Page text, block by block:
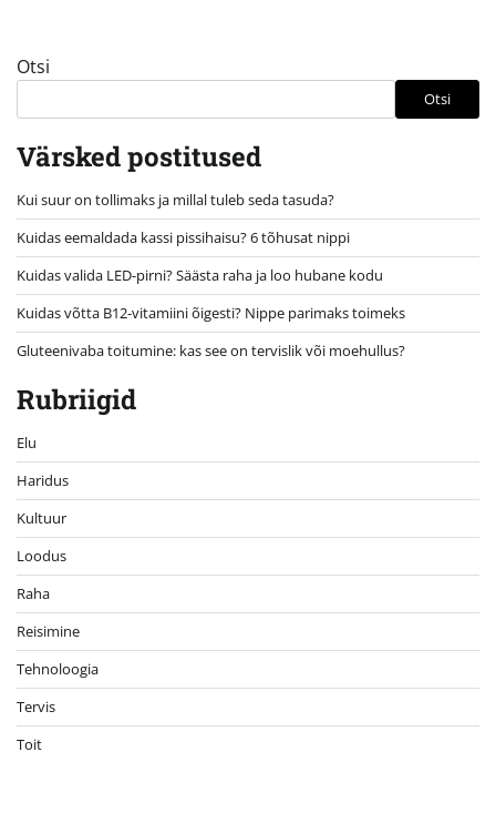
Otsi
Otsi
Värsked postitused
Kui suur on tollimaks ja millal tuleb seda tasuda?
Kuidas eemaldada kassi pissihaisu? 6 tõhusat nippi
Kuidas valida LED-pirni? Säästa raha ja loo hubane kodu
Kuidas võtta B12-vitamiini õigesti? Nippe parimaks toimeks
Gluteenivaba toitumine: kas see on tervislik või moehullus?
Rubriigid
Elu
Haridus
Kultuur
Loodus
Raha
Reisimine
Tehnoloogia
Tervis
Toit